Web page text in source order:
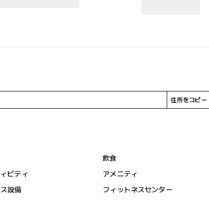
住所をコピー
飲食
ビティ
アメニティ
設備
フィットネスセンター